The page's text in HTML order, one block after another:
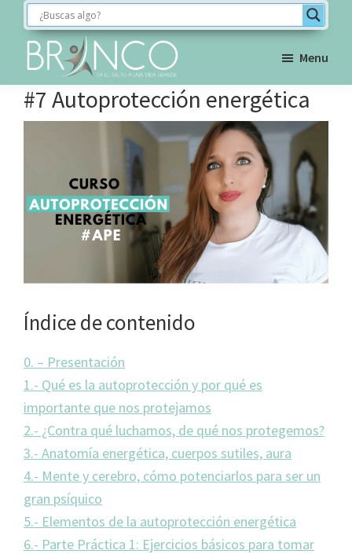
Saltar
navegación
principal
Saltar
contenido
Saltar
página
BRINCO
FORMACIÓN
Menu
#7 Autoprotección energética
Índice de contenido
0. – Presentación
1.- Qué es la autoprotección y por qué es
importante que nos protejamos
2.- ¿Contra qué luchamos, de qué nos protegemos?
3.- Anatomía energética, cuerpos sutiles, aura
4.- Mente y cerebro, cómo potenciarlos para ser un
gran psíquico
5.- Elementos de la autoprotección energética
6.- Parte Práctica 1: Ejercicios básicos para tomar